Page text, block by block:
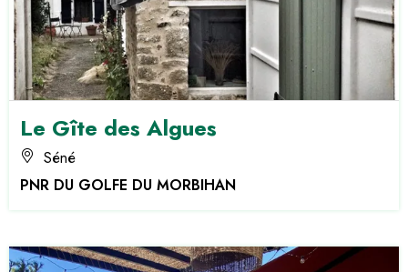
Le Gîte des Algues
Séné
PNR DU GOLFE DU MORBIHAN